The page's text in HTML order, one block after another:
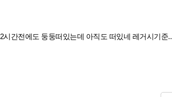
2시간전에도 둥둥떠있는데 아직도 떠있네 레거시기준..